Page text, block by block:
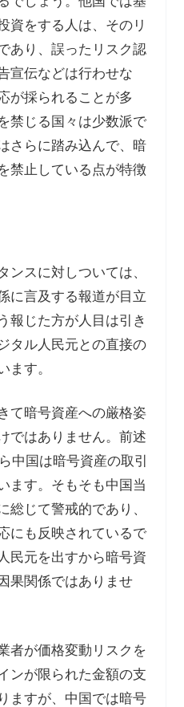
資をする人は、そのリ
あり、誤ったリスク認
宣伝などは行わせな
が採られることが多
禁じる国々は少数派で
さらに踏み込んで、暗
禁止している点が特徴
ンスに対しついては、
に言及する報道が目立
報じた方が人目は引き
タル人民元との直接の
ます。
て暗号資産への厳格姿
ではありません。前述
中国は暗号資産の取引
ます。そもそも中国当
総じて警戒的であり、
にも反映されているで
民元を出すから暗号資
果関係ではありませ
者が価格変動リスクを
ンが限られた金額の支
ますが、中国では暗号